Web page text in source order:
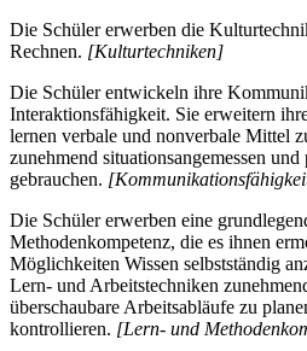
Die Schüler erwerben die
Rechnen. [Kulturtechniken]
Die Schüler entwickeln ihre
Interaktionsfähigkeit. Sie erweitern
lernen verbale und nonverbale Mittel
zunehmend situationsangemessen und
gebrauchen.
Die Schüler erwerben eine
Methodenkompetenz, die es ihnen
Möglichkeiten Wissen selbstständig
Lern- und Arbeitstechniken
überschaubare Arbeitsabläufe zu
kontrollieren. [Lern- und